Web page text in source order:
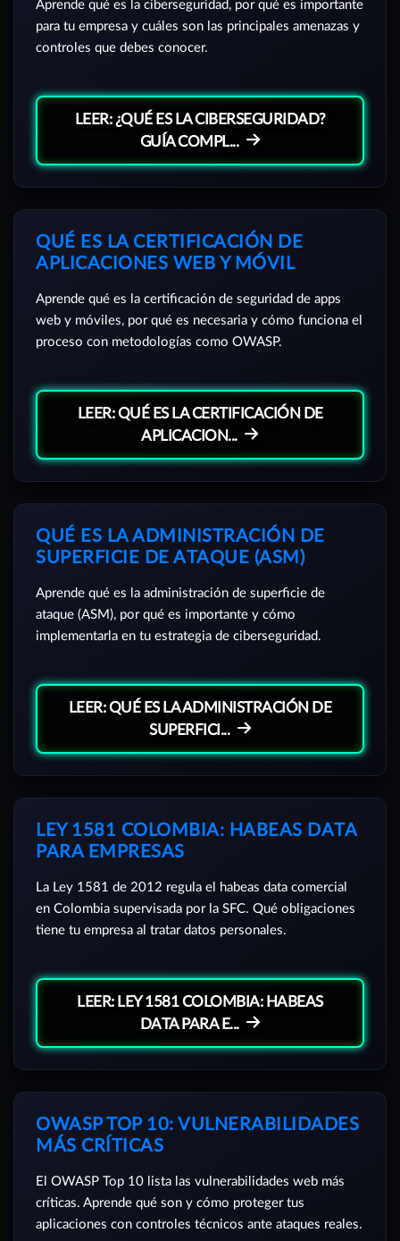
Aprende qué es la ciberseguridad, por qué es importante
para tu empresa y cuáles son las principales amenazas y
controles que debes conocer.
LEER: ¿QUÉ ES LA CIBERSEGURIDAD?
GUÍA COMPL...
QUÉ ES LA CERTIFICACIÓN DE
APLICACIONES WEB Y MÓVIL
Aprende qué es la certificación de seguridad de apps
web y móviles, por qué es necesaria y cómo funciona el
proceso con metodologías como OWASP.
LEER: QUÉ ES LA CERTIFICACIÓN DE
APLICACION...
QUÉ ES LA ADMINISTRACIÓN DE
SUPERFICIE DE ATAQUE (ASM)
Aprende qué es la administración de superficie de
ataque (ASM), por qué es importante y cómo
implementarla en tu estrategia de ciberseguridad.
LEER: QUÉ ES LA ADMINISTRACIÓN DE
SUPERFICI...
LEY 1581 COLOMBIA: HABEAS DATA
PARA EMPRESAS
La Ley 1581 de 2012 regula el habeas data comercial
en Colombia supervisada por la SFC. Qué obligaciones
tiene tu empresa al tratar datos personales.
LEER: LEY 1581 COLOMBIA: HABEAS
DATA PARA E...
OWASP TOP 10: VULNERABILIDADES
MÁS CRÍTICAS
El OWASP Top 10 lista las vulnerabilidades web más
críticas. Aprende qué son y cómo proteger tus
aplicaciones con controles técnicos ante ataques reales.